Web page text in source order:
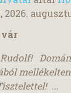
2026.
vár
...